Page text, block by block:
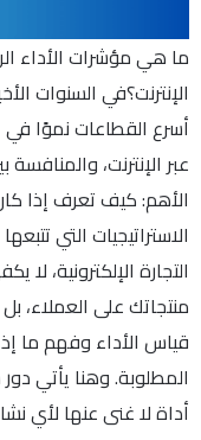
الإنترنت؟في السنوات
أسرع القطاعات نموًا في
عبر الإنترنت،
الأهم: كيف تعرف إذا
الاستراتيجيات التي
التجارة الإلكترونية،
منتجاتك على العملاء،
قياس الأداء وفهم ما
أداة لا غنى عنها لأي